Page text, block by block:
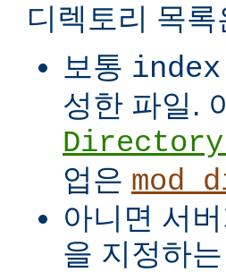
디렉토리 목
보통
성한 파일.
업은
아니면 서
을 지정하